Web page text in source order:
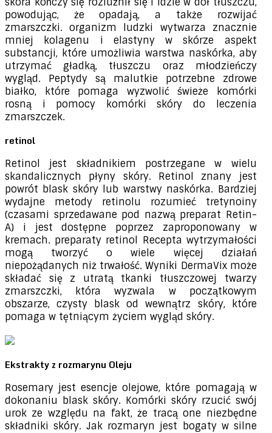
powodując, że opadają, a także rozwijać
zmarszczki. organizm ludzki wytwarza znacznie
mniej kolagenu i elastyny ​​w skórze aspekt
substancji, które umożliwia warstwa naskórka, aby
utrzymać gładką, tłuszczu oraz młodzieńczy
wygląd. Peptydy są malutkie potrzebne zdrowe
białko, które pomaga wyzwolić świeże komórki
rosną i pomocy komórki skóry do leczenia
zmarszczek.
retinol
Retinol jest składnikiem postrzegane w wielu
skandalicznych płyny skóry. Retinol znany jest
powrót blask skóry lub warstwy naskórka. Bardziej
wydajne metody retinolu rozumieć tretynoiny
(czasami sprzedawane pod nazwą preparat Retin-
A) i jest dostępne poprzez zaproponowany w
kremach. preparaty retinol Recepta wytrzymałości
mogą tworzyć o wiele więcej działań
niepożądanych niż trwałość. Wyniki DermaVix może
składać się z utratą tkanki tłuszczowej twarzy
zmarszczki, która wyzwala w początkowym
obszarze, czysty blask od wewnątrz skóry, które
pomaga w tętniącym życiem wygląd skóry.
Ekstrakty z rozmarynu Oleju
Rosemary jest esencje olejowe, które pomagają w
dokonaniu blask skóry. Komórki skóry rzucić swój
urok ze względu na fakt, że tracą one niezbędne
składniki skóry. Jak rozmaryn jest bogaty w silne